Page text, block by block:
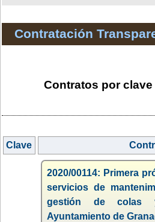
Contratación
Contratos por clave
Clave
2020/00114: Primera
servicios de
gestión de colas
Ayuntamiento de